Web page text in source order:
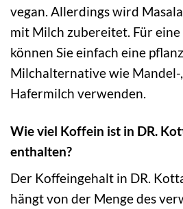
vegan. Allerdings wird
mit Milch zubereitet. Für
können Sie einfach eine
Milchalternative wie Mandel-
Hafermilch verwenden.
Wie viel Koffein ist in DR.
enthalten?
Der Koffeingehalt in DR.
hängt von der Menge des